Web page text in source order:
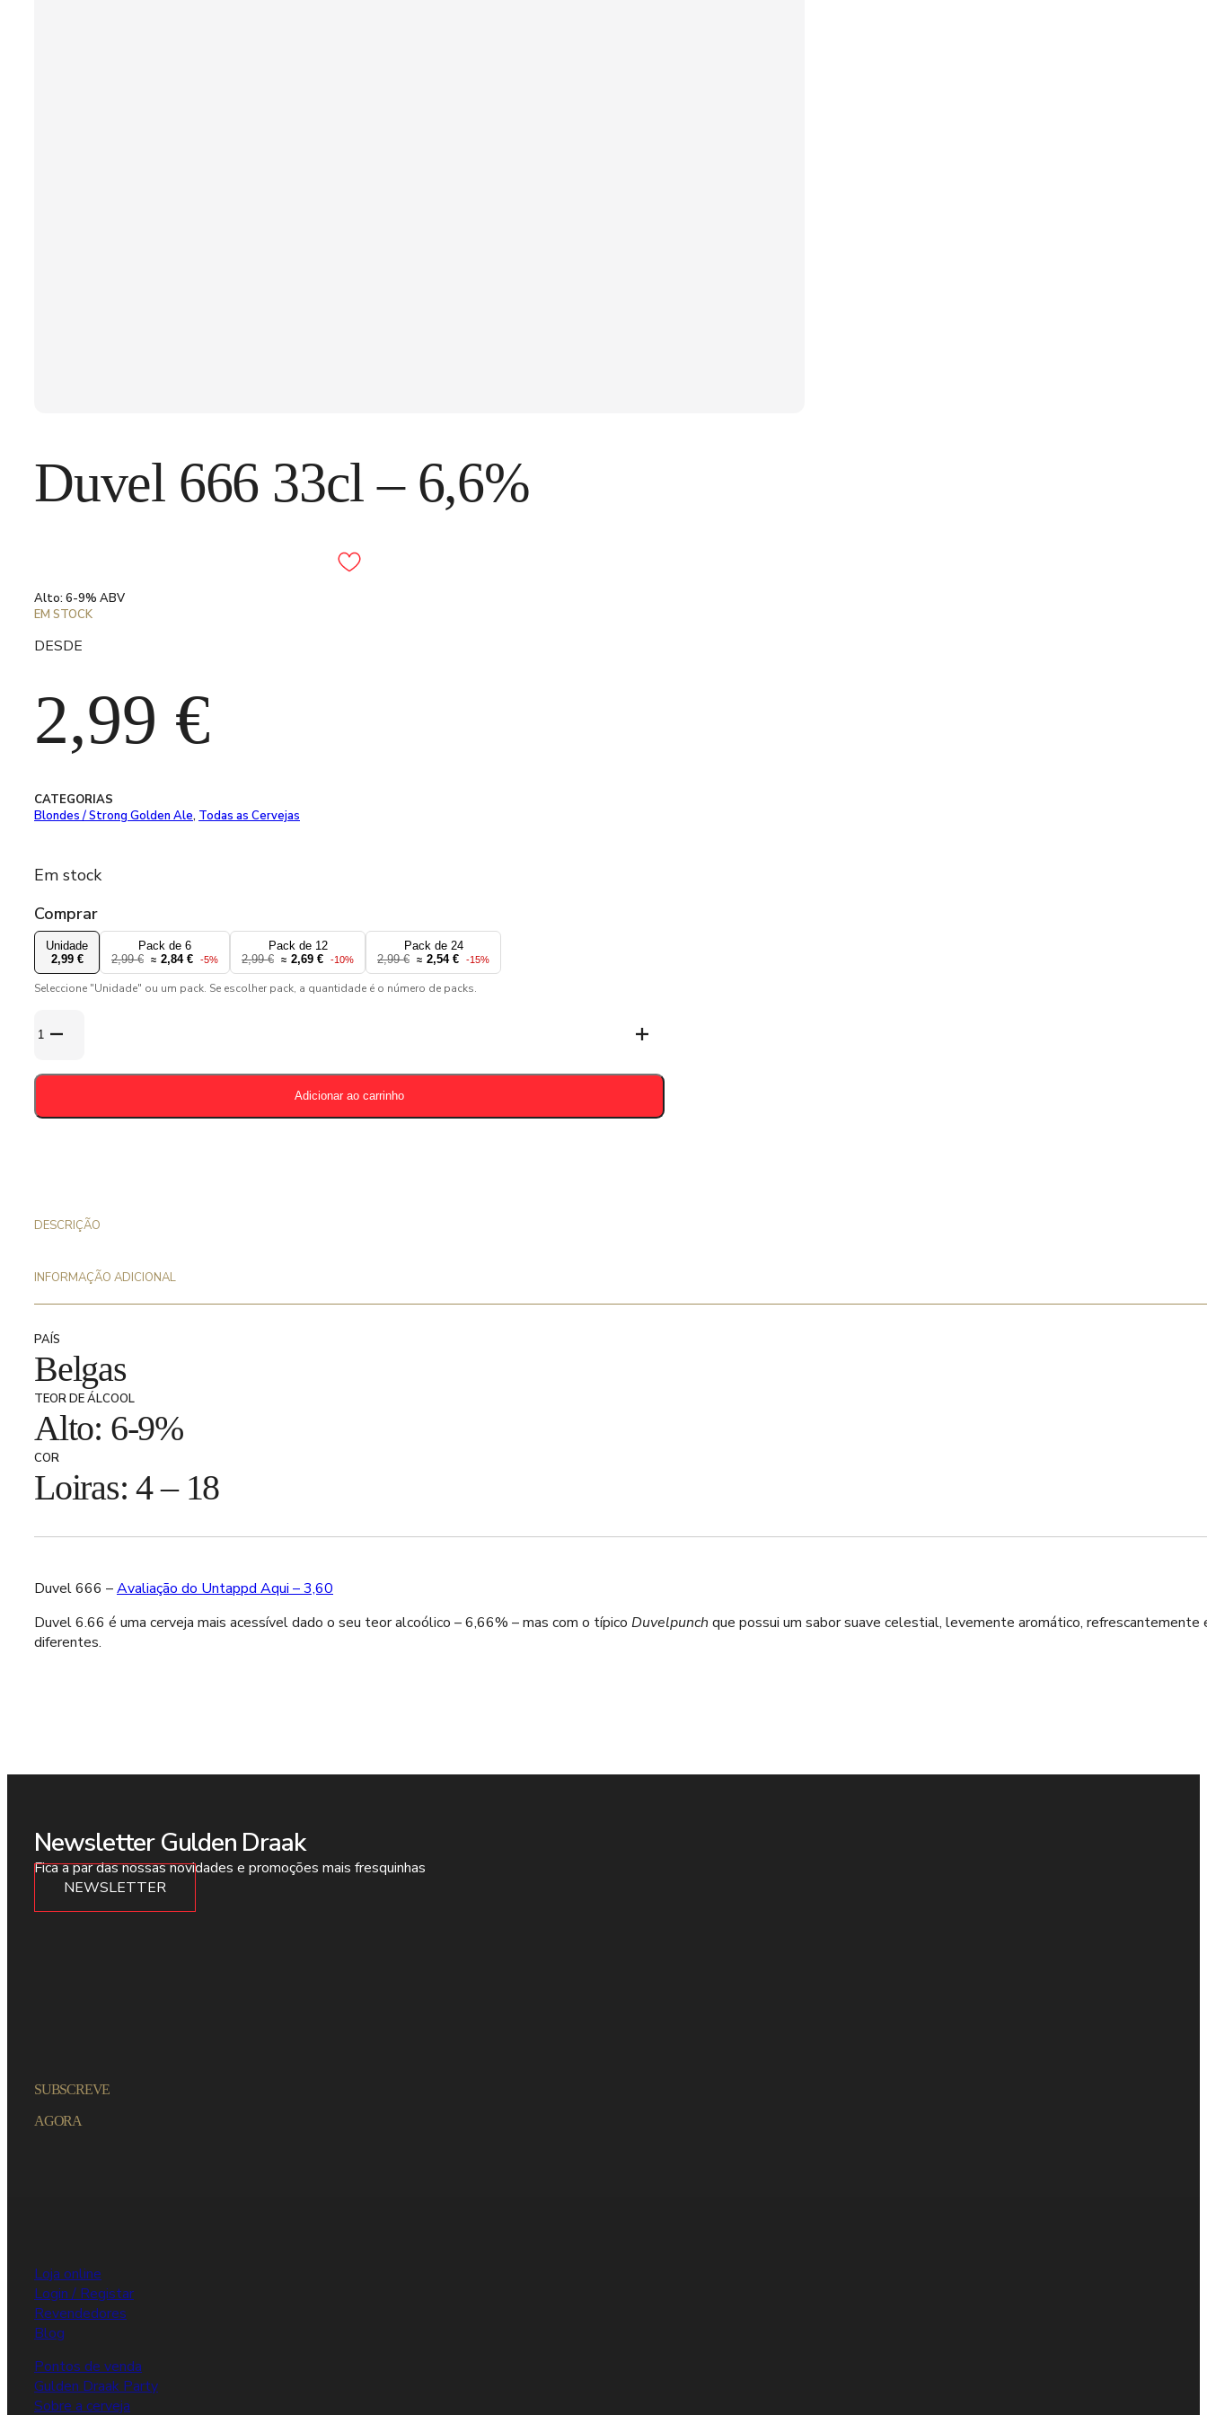
Duvel 666 33cl – 6,6%
Alto: 6-9% ABV
EM STOCK
DESDE
2,99 €
CATEGORIAS
Blondes / Strong Golden Ale, Todas as Cervejas
Em stock
Comprar
Unidade
2,99 €
Pack de 6
2,99 €
≈ 2,84 € -5%
Pack de 12
2,99 €
≈ 2,69 € -10%
Pack de 24
2,99 €
≈ 2,54 € -15%
Seleccione "Unidade" ou um pack. Se escolher pack, a quantidade é o número de packs.
de
666
33cl
Adicionar ao carrinho
DESCRIÇÃO
INFORMAÇÃO ADICIONAL
PAÍS
Belgas
TEOR DE ÁLCOOL
Alto: 6-9%
COR
Loiras: 4 – 18
Duvel 666 –Avaliação do Untappd Aqui – 3,60
Duvel 6.66 é uma cerveja mais acessível dado o seu teor alcoólico – 6,66% – mas com o típico Duvelpunch que possui um sabor suave celestial, levemente aromático,
diferentes.
Newsletter Gulden Draak
Fica a par das nossas novidades e promoções mais fresquinhas
NEWSLETTER
SUBSCREVE
AGORA
Loja online
Login / Registar
Revendedores
Blog
Pontos de venda
Gulden Draak Party
Sobre a cerveja